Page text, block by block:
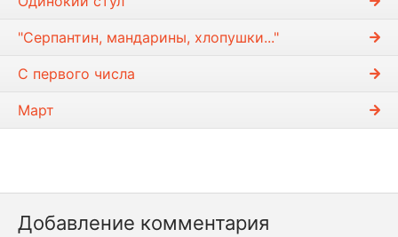
"Серпантин, мандарины, хлопушки..."
С первого числа
Март
Добавление комментария